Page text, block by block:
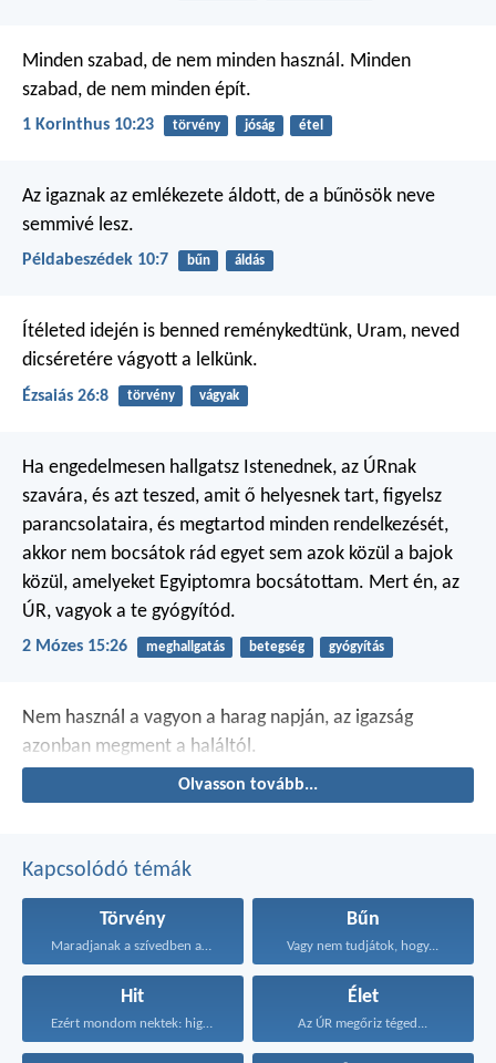
Minden szabad, de nem minden használ. Minden
szabad, de nem minden épít.
1 Korinthus 10:23 törvény jóság étel
Az igaznak az emlékezete áldott, de a bűnösök neve
semmivé lesz.
Példabeszédek 10:7 bűn áldás
Ítéleted idején is benned reménykedtünk, Uram, neved
dicséretére vágyott a lelkünk.
Ézsaiás 26:8 törvény vágyak
Ha engedelmesen hallgatsz Istenednek, az ÚRnak
szavára, és azt teszed, amit ő helyesnek tart, figyelsz
parancsolataira, és megtartod minden rendelkezését,
akkor nem bocsátok rád egyet sem azok közül a bajok
közül, amelyeket Egyiptomra bocsátottam. Mert én, az
ÚR, vagyok a te gyógyítód.
2 Mózes 15:26 meghallgatás betegség gyógyítás
Nem használ a vagyon a harag napján, az igazság
azonban megment a haláltól.
Olvasson tovább...
Kapcsolódó témák
Törvény
Maradjanak a szívedben azok...
Bűn
Vagy nem tudjátok, hogy...
Hit
Ezért mondom nektek: higgyétek...
Élet
Az ÚR megőriz téged...